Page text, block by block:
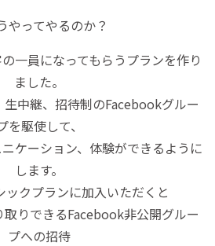
やってやるのか？
一員になってもらうプランを作り
ました。
中継、招待制のFacebookグルー
を駆使して、
ケーション、体験ができるように
します。
ックプランに加入いただくと
取りできるFacebook非公開グルー
プへの招待